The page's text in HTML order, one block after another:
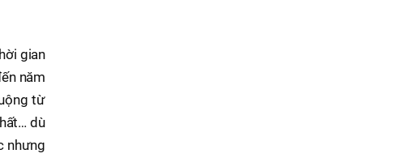
gian
năm
từ
dù
nhưng